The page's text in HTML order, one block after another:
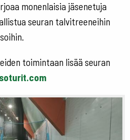
monenlaisia jäsenetuja
seuran talvitreeneihin
toimintaan lisää seuran